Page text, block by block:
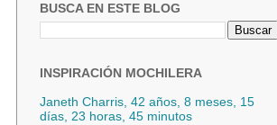
BUSCA EN ESTE BLOG
INSPIRACIÓN MOCHILERA
Janeth Charris, 42 años, 8 meses, 15
días, 23 horas, 45 minutos